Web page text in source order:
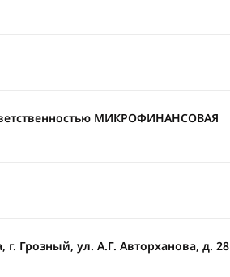
МИКРОФИНАНСОВАЯ
г. Грозный, ул. А.Г. Авторханова, д. 28